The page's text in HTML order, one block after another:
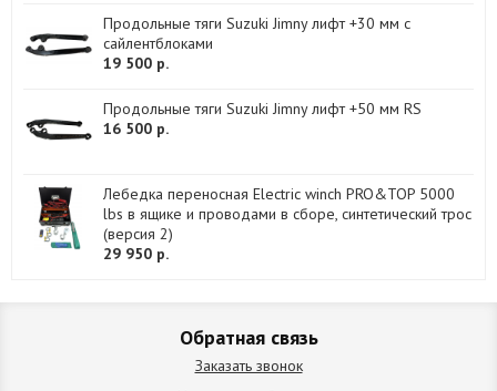
Продольные тяги Suzuki Jimny лифт +30 мм с
сайлентблоками
19 500 р.
Продольные тяги Suzuki Jimny лифт +50 мм RS
16 500 р.
Лебедка переносная Electric winch PRO&TOP 5000
lbs в ящике и проводами в сборе, синтетический трос
(версия 2)
29 950 р.
Обратная связь
Заказать звонок